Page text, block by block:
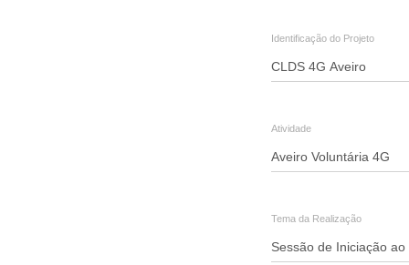
Inscrição
-
Voluntária
4G
"Sessão
de
Identificação do Projeto
Atividade
Tema da Realização